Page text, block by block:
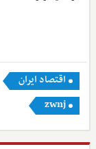
اقتصاد ایران
zwnj